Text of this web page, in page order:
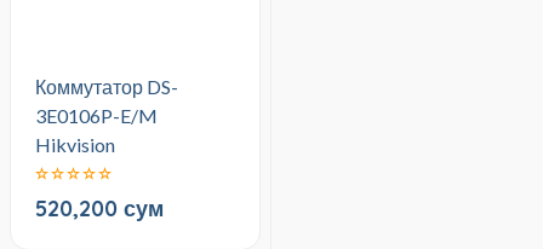
Коммутатор DS-
3E0106P-E/M
Hikvision
520,200 сум